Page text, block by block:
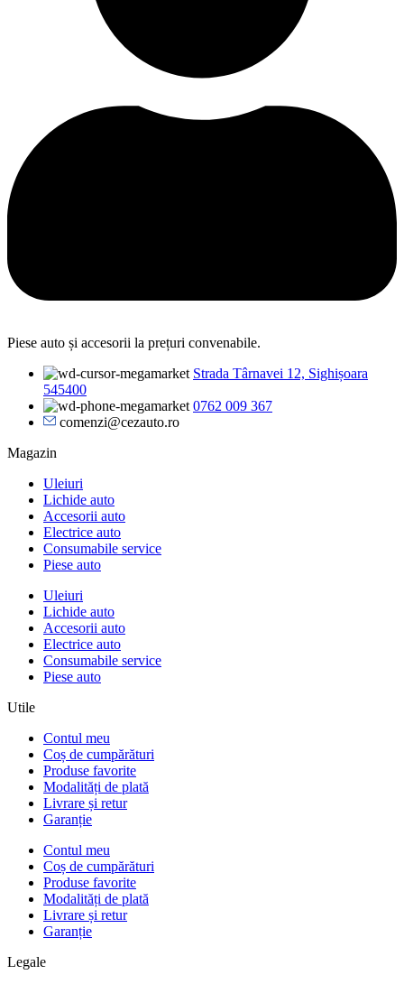
Piese auto și accesorii la prețuri convenabile.
Strada Târnavei 12, Sighișoara
545400
0762 009 367
comenzi@cezauto.ro
Magazin
Uleiuri
Lichide auto
Accesorii auto
Electrice auto
Consumabile service
Piese auto
Uleiuri
Lichide auto
Accesorii auto
Electrice auto
Consumabile service
Piese auto
Utile
Contul meu
Coș de cumpărături
Produse favorite
Modalități de plată
Livrare și retur
Garanție
Contul meu
Coș de cumpărături
Produse favorite
Modalități de plată
Livrare și retur
Garanție
Legale